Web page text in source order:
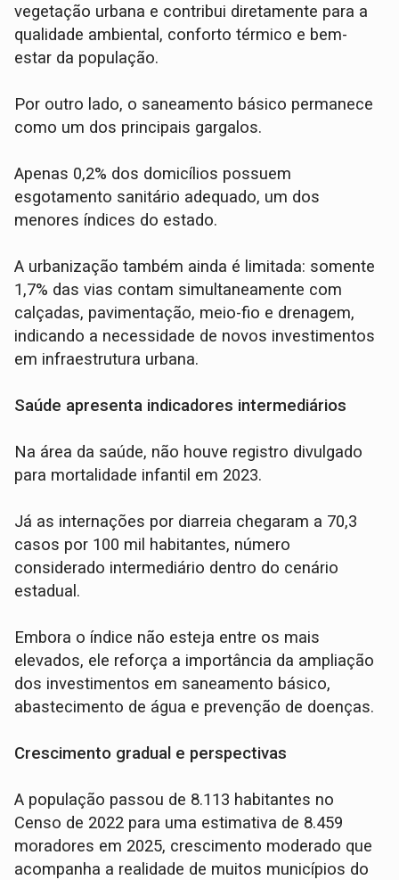
vegetação urbana e contribui diretamente para a
qualidade ambiental, conforto térmico e bem-
estar da população.
Por outro lado, o saneamento básico permanece
como um dos principais gargalos.
Apenas 0,2% dos domicílios possuem
esgotamento sanitário adequado, um dos
menores índices do estado.
A urbanização também ainda é limitada: somente
1,7% das vias contam simultaneamente com
calçadas, pavimentação, meio-fio e drenagem,
indicando a necessidade de novos investimentos
em infraestrutura urbana.
Saúde apresenta indicadores intermediários
Na área da saúde, não houve registro divulgado
para mortalidade infantil em 2023.
Já as internações por diarreia chegaram a 70,3
casos por 100 mil habitantes, número
considerado intermediário dentro do cenário
estadual.
Embora o índice não esteja entre os mais
elevados, ele reforça a importância da ampliação
dos investimentos em saneamento básico,
abastecimento de água e prevenção de doenças.
Crescimento gradual e perspectivas
A população passou de 8.113 habitantes no
Censo de 2022 para uma estimativa de 8.459
moradores em 2025, crescimento moderado que
acompanha a realidade de muitos municípios do